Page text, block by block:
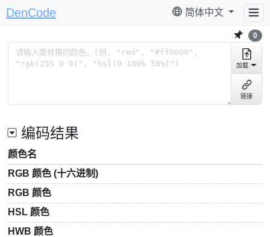
DenCode 简体中文
0
加载
链接
编码结果
颜色名
RGB 颜色 (十六进制)
RGB 颜色
HSL 颜色
HWB 颜色